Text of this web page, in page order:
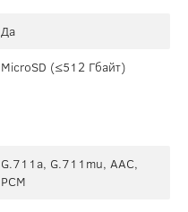
Да
MicroSD (≤512 Гбайт)
G.711a, G.711mu, AAC,
PCM